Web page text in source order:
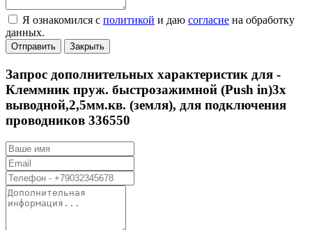
Я ознакомился с политикой и даю согласие на обработку
данных.
Отправить Закрыть
Запрос дополнительных характеристик для -
Клеммник пруж. быстрозажимной (Push in)3х
выводной,2,5мм.кв. (земля), для подключения
проводников 336550